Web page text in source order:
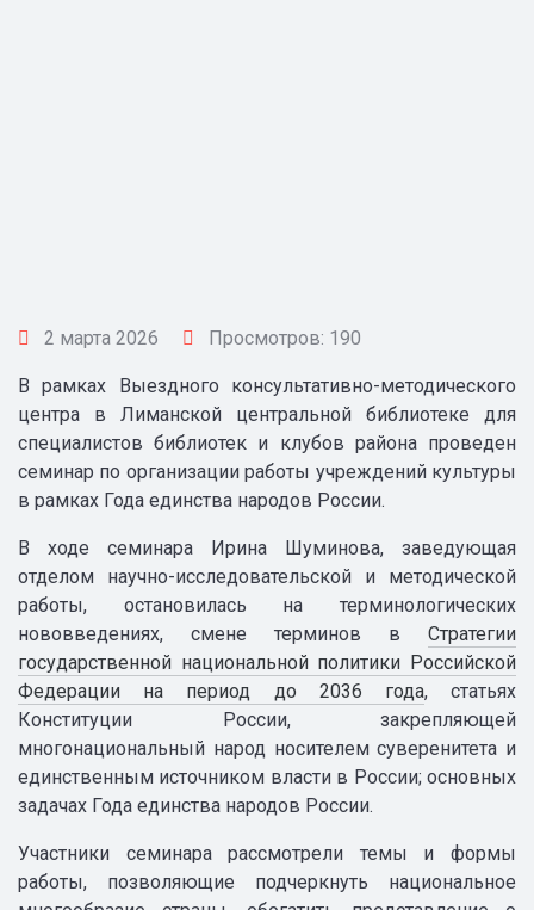
2 марта 2026 Просмотров: 190
В рамках Выездного консультативно-методического
центра в Лиманской центральной библиотеке для
специалистов библиотек и клубов района проведен
семинар по организации работы учреждений культуры
в рамках Года единства народов России.
В ходе семинара Ирина Шуминова, заведующая
отделом научно-исследовательской и методической
работы, остановилась на терминологических
нововведениях, смене терминов в Стратегии
государственной национальной политики Российской
Федерации на период до 2036 года, статьях
Конституции России, закрепляющей
многонациональный народ носителем суверенитета и
единственным источником власти в России; основных
задачах Года единства народов России.
Участники семинара рассмотрели темы и формы
работы, позволяющие подчеркнуть национальное